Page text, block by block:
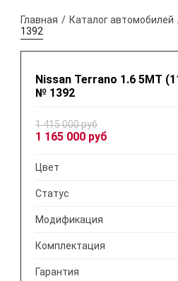
Главная Каталог автомобилей
1392
Nissan Terrano 1.6 5МТ
№ 1392
1 415 000 руб
1 165 000 руб
Цвет
Статус
Модификация
Комплектация
Гарантия